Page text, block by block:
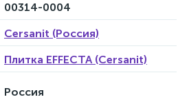
00314-0004
Cersanit (Россия)
Плитка EFFECTA (Cersanit)
Россия